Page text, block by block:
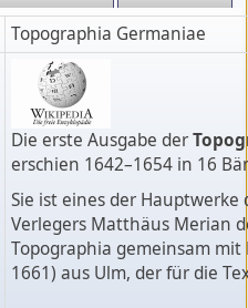
Topographia Germaniae
Die erste Ausgabe der
erschien 1642–1654 in 16
Sie ist eines der Hauptwerke
Verlegers Matthäus Merian
Topographia gemeinsam
1661) aus Ulm, der für die